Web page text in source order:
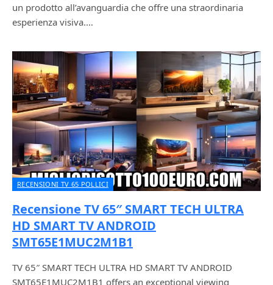
un prodotto all’avanguardia che offre una straordinaria
esperienza visiva.…
RECENSIONI TV 65 POLLICI
Recensione TV 65″ SMART TECH ULTRA
HD SMART TV ANDROID
SMT65E1MUC2M1B1
TV 65″ SMART TECH ULTRA HD SMART TV ANDROID
SMT65E1MUC2M1B1 offers an exceptional viewing